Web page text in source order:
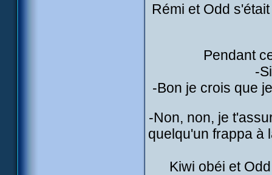
Rémi et Odd
Pendant
-
-Bon je crois que
-Non, non, je
quelqu'un frappa à
Kiwi obéi et